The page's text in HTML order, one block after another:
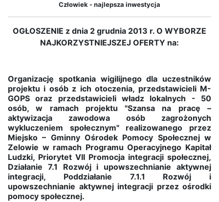
Człowiek - najlepsza inwestycja
OGŁOSZENIE z dnia 2 grudnia 2013 r. O WYBORZE
NAJKORZYSTNIEJSZEJ OFERTY na:
Organizację spotkania wigilijnego dla uczestników
projektu i osób z ich otoczenia, przedstawicieli M-
GOPS oraz przedstawicieli władz lokalnych - 50
osób, w ramach projektu "Szansa na pracę –
aktywizacja zawodowa osób zagrożonych
wykluczeniem społecznym" realizowanego przez
Miejsko – Gminny Ośrodek Pomocy Społecznej w
Zelowie w ramach Programu Operacyjnego Kapitał
Ludzki, Priorytet VII Promocja integracji społecznej,
Działanie 7.1 Rozwój i upowszechnianie aktywnej
integracji, Poddziałanie 7.1.1 Rozwój i
upowszechnianie aktywnej integracji przez ośrodki
pomocy społecznej.